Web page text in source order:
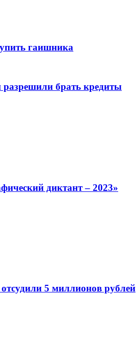
гаишника
разрешили брать кредиты
диктант – 2023»
5 миллионов рублей